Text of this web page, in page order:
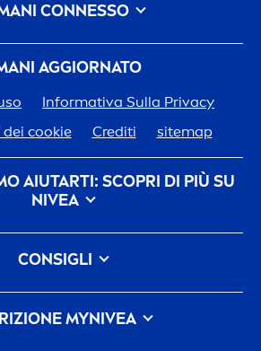
AGGIORNATO
Informativa Sulla Privacy
cookie
Crediti sitemap
AIUTARTI: SCOPRI DI PIÙ SU
NIVEA
Storia del Marchio
di Lavoro in Beiersdorf
Per Il Nostro Pianeta
FAQ
Contattaci
CONSIGLI
macchie scure sulla pelle: cause,
e prevenzione
MYNIVEA
CONNESSO